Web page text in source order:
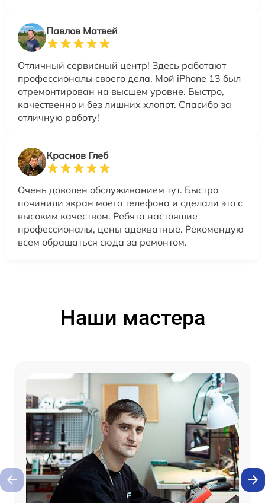
Павлов Матвей
Отличный сервисный центр! Здесь работают
профессионалы своего дела. Мой iPhone 13 был
отремонтирован на высшем уровне. Быстро,
качественно и без лишних хлопот. Спасибо за
отличную работу!
Краснов Глеб
Очень доволен обслуживанием тут. Быстро
починили экран моего телефона и сделали это с
высоким качеством. Ребята настоящие
профессионалы, цены адекватные. Рекомендую
всем обращаться сюда за ремонтом.
Наши мастера